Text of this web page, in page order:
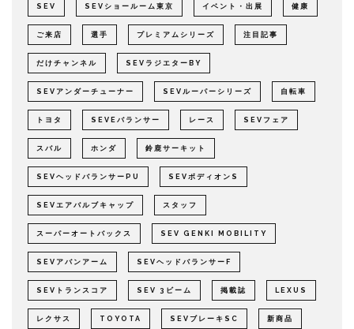
SEV SEVショールーム東京 イベント・出展 健康
ご来店 選手 プレミアムシリーズ 注目記事
だけチャンネル SEVラジエターBY
SEVアンダーチューナー SEVルーパーシリーズ 自転車
トヨタ SEVEバランサー レース SEVフェア
スバル ホンダ 鈴鹿サーキット
SEVヘッドバランサーPU SEVボディオンS
SEVエアバルブキャップ スタッフ
スーパーオートバックス SEV GENKI MOBILITY
SEVアバンアーム SEVヘッドバランサーF
SEVトランスコア SEV 3ビーム 掲載誌 LEXUS
レクサス TOYOTA SEVブレーキSC 新商品